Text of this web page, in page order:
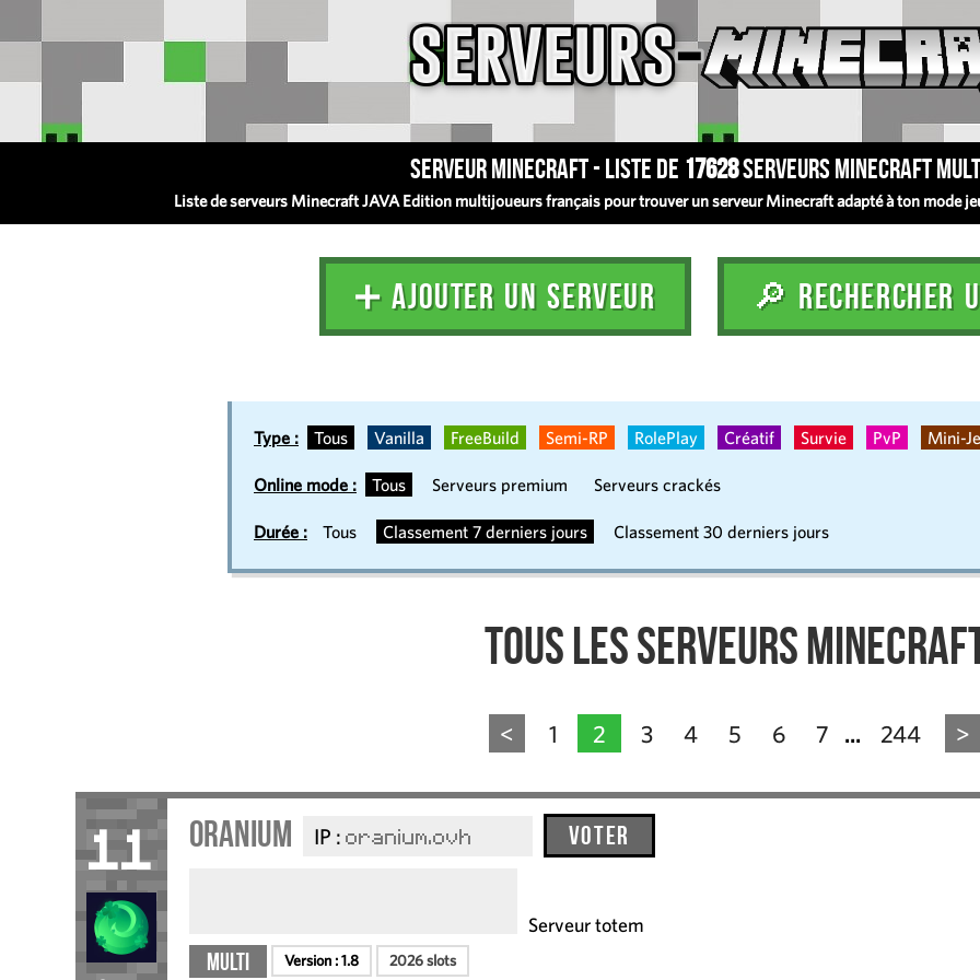
Serveur Minecraft - Liste de 17628serveurs Minecraft
Liste de serveurs Minecraft JAVA Edition multijoueurs français pour trouver un serveur Minecraft adapté à ton mode
➕ AJOUTER UN SERVEUR 🔎 RECHERCHER
Type : Tous Vanilla FreeBuild Semi-RP RolePlay Créatif Survie PvP Mini-
Online mode : Tous Serveurs premium Serveurs crackés
Durée : Tous Classement 7 derniers jours Classement 30 derniers jours
Tous les serveurs
< 1 2 3 4 5 6 7 ... 244 >
11 Oranium IP : oranium.ovh Voter
Multi Version :1.8 2026 slots
Serveur totem